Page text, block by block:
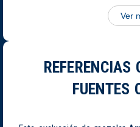
Ver
FUENTES